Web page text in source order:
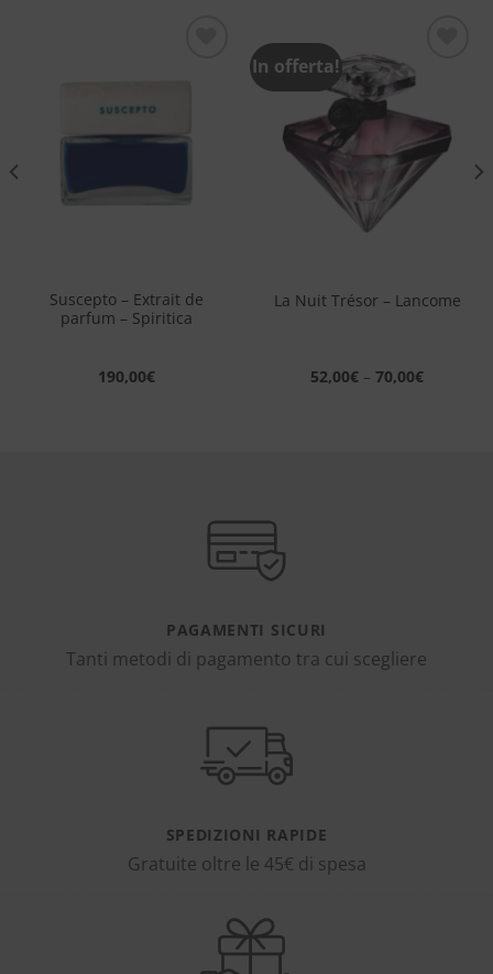
desideri
Suscepto – Extrait de
parfum – Spiritica
190,00€
In offerta!
Aggiungi
dei
desideri
La Nuit Trésor – Lancome
52,00€ – 70,00€
PAGAMENTI SICURI
Tanti metodi di pagamento tra cui scegliere
SPEDIZIONI RAPIDE
Gratuite oltre le 45€ di spesa